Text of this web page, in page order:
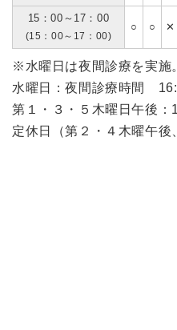
15：00～17：00
(15：00～17：00)
○ ○ ✕
※水曜日は夜間診療を実施
水曜日：夜間診療時間
第１・３・５木曜日午後
定休日（第２・４木曜午後